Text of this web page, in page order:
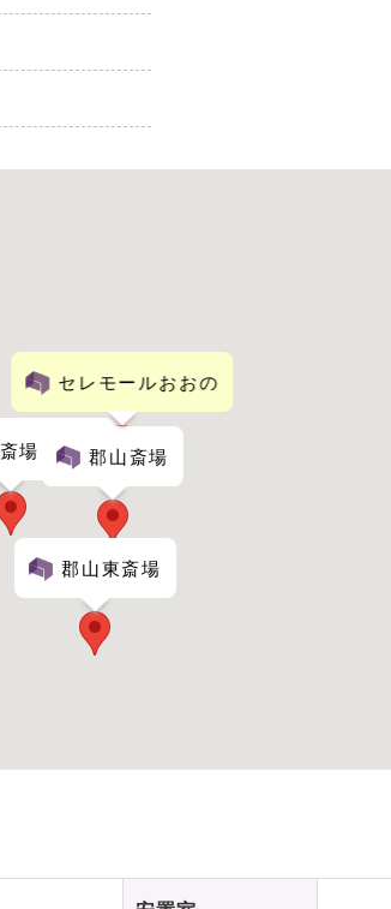
セレモールおおの
斎苑 開成
郡山東斎場
場 郡山斎場